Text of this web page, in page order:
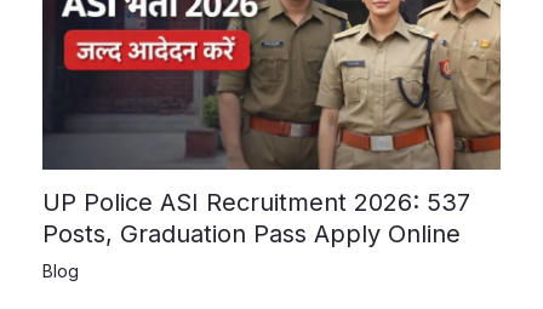
UP Police ASI Recruitment 2026: 537
Posts, Graduation Pass Apply Online
Blog